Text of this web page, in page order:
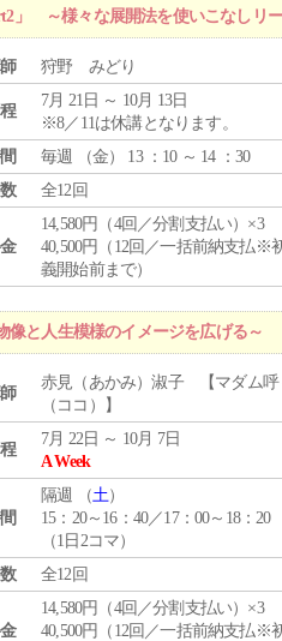
」 ～様々な展開法を使いこなしリ
狩野 みどり
7月 21日 ～ 10月 13日
※8／11は休講となります。
毎週 （金） 13 ：10 ～ 14 ：30
全12回
14,580円（4回／分割支払い）×3
40,500円（12回／一括前納支払※
義開始前まで）
と人生模様のイメージを広げる～
赤見（あかみ）淑子 【マダム呼
（ココ）】
7月 22日 ～ 10月 7日
A Week
隔週 （土）
15：20～16：40／17：00～18：20
（1日2コマ）
全12回
14,580円（4回／分割支払い）×3
40,500円（12回／一括前納支払※